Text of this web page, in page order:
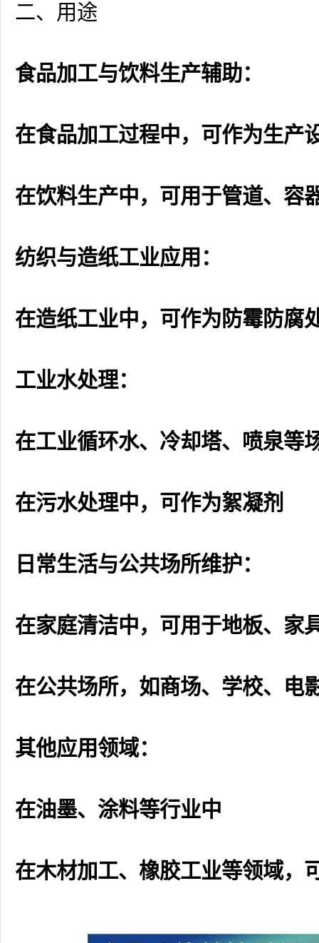
二、用途
食品加工与饮料生产辅助：
在食品加工过程中，可作为生产
在饮料生产中，可用于管道、容
纺织与造纸工业应用：
在造纸工业中，可作为防霉防腐
工业水处理：
在工业循环水、冷却塔、喷泉等
在污水处理中，可作为絮凝剂
日常生活与公共场所维护：
在家庭清洁中，可用于地板、家
在公共场所，如商场、学校、电
其他应用领域：
在油墨、涂料等行业中
在木材加工、橡胶工业等领域，